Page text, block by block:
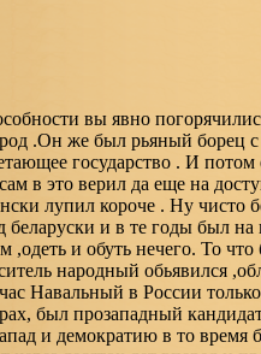
вы явно
.Он же был рьяный борец
государство . И потом
в это верил да еще на
лупил короче . Ну чисто
и в те годы был
и обуть нечего. То
народный обьявился
Навальный в России
был прозападный
и демократию в то время